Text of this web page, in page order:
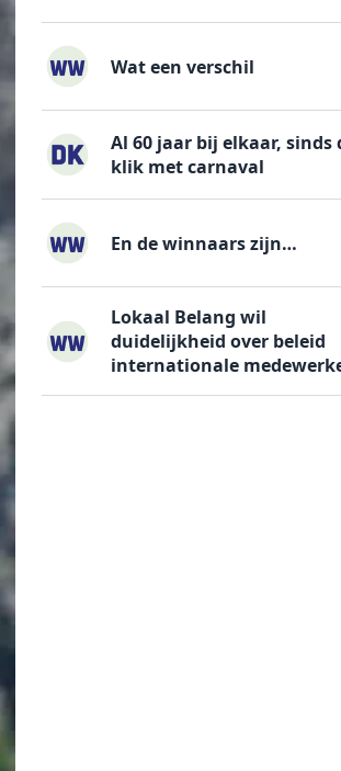
Wat een verschil
Al 60 jaar bij elkaar, sinds
klik met carnaval
En de winnaars zijn…
Lokaal Belang wil
duidelijkheid over beleid
internationale